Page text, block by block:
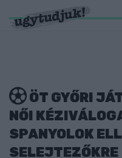
ÖT GYŐRI
NŐI
SPANYOLOK
SELEJTEZŐKRE